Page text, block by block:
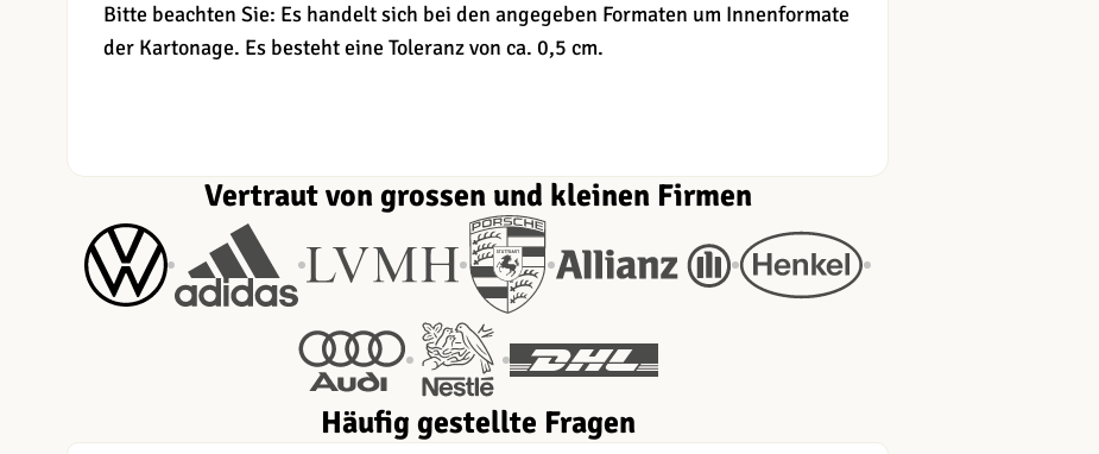
Bitte beachten Sie: Es handelt sich bei den angegeben Formaten um Innenformate
der Kartonage. Es besteht eine Toleranz von ca. 0,5 cm.
Vertraut von grossen und kleinen Firmen
Häufig gestellte Fragen